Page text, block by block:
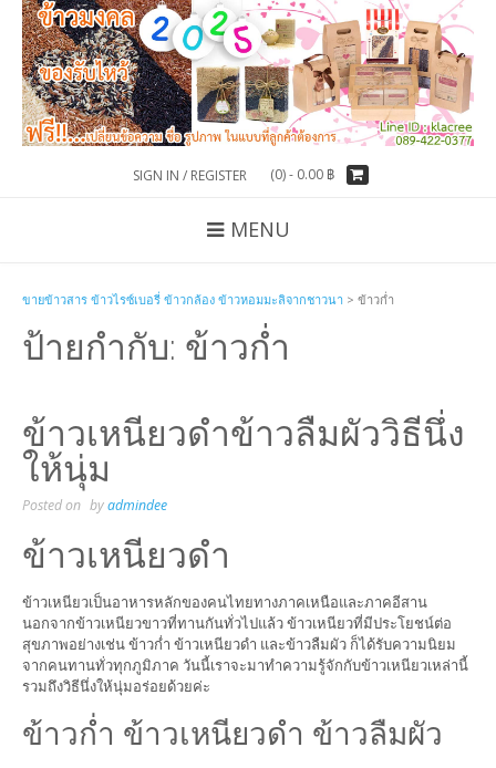
SIGN IN / REGISTER (0) - 0.00 ฿
MENU
ขายข้าวสาร ข้าวไรซ์เบอรี่ ข้าวกล้อง ข้าวหอมมะลิจากชาวนา > ข้าวก่ำ
ป้ายกำกับ: ข้าวก่ำ
ข้าวเหนียวดำข้าวลืมผัววิธีนึ่ง
ให้นุ่ม
Posted on byadmindee
ข้าวเหนียวดำ
ข้าวเหนียวเป็นอาหารหลักของคนไทยทางภาคเหนือและภาคอีสาน
นอกจากข้าวเหนียวขาวที่ทานกันทั่วไปแล้ว ข้าวเหนียวที่มีประโยชน์ต่อ
สุขภาพอย่างเช่น ข้าวก่ำ ข้าวเหนียวดำ และข้าวลืมผัว ก็ได้รับความนิยม
จากคนทานทั่วทุกภูมิภาค วันนี้เราจะมาทำความรู้จักกับข้าวเหนียวเหล่านี้
รวมถึงวิธีนึ่งให้นุ่มอร่อยด้วยค่ะ
ข้าวก่ำ ข้าวเหนียวดำ ข้าวลืมผัว